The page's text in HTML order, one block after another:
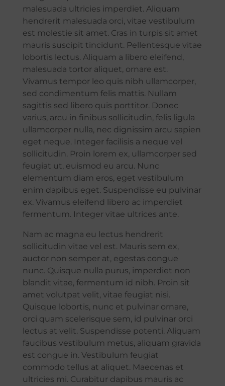
malesuada ultricies imperdiet. Aliquam
hendrerit malesuada orci, vitae vestibulum
est molestie sit amet. Cras in turpis sit amet
mauris suscipit tincidunt. Pellentesque vitae
lobortis lectus. Aliquam a libero eleifend,
malesuada tortor aliquet, ornare est.
Vivamus tempor leo quis nibh ullamcorper,
sed condimentum felis mattis. Nullam
sagittis sed libero quis porttitor. Donec
varius, arcu in finibus sollicitudin, felis ligula
ullamcorper nulla, nec dignissim arcu sapien
eget neque. Integer facilisis a neque vel
sollicitudin. Proin lorem ex, ullamcorper sed
feugiat ut, euismod eu arcu. Nunc
elementum diam eros, eget vestibulum
enim dapibus eget. Suspendisse eu pulvinar
ex. Vivamus eleifend libero ac imperdiet
fermentum. Integer vitae ultrices ante.
Nam ac magna eu lectus hendrerit
sollicitudin vitae vel est. Mauris sem ex,
auctor non semper at, egestas congue
nunc. Quisque nulla purus, imperdiet non
blandit vitae, fermentum id nibh. Proin sit
amet volutpat velit, vitae feugiat nisi.
Quisque lobortis, nunc et pulvinar ornare,
orci quam scelerisque sem, id pulvinar orci
lectus at velit. Suspendisse potenti. Aliquam
faucibus vestibulum metus, aliquam gravida
est congue in. Vestibulum feugiat
commodo tellus at aliquet. Maecenas et
ultricies mi. Curabitur dapibus mauris ac